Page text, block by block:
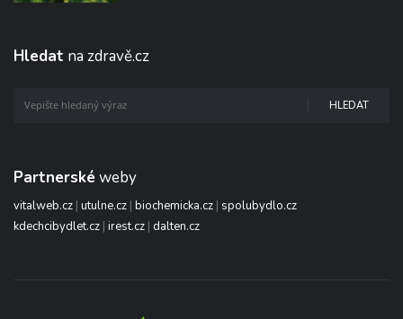
Hledat na zdravě.cz
HLEDAT
Partnerské weby
vitalweb.cz | utulne.cz | biochemicka.cz | spolubydlo.cz
kdechcibydlet.cz | irest.cz | dalten.cz